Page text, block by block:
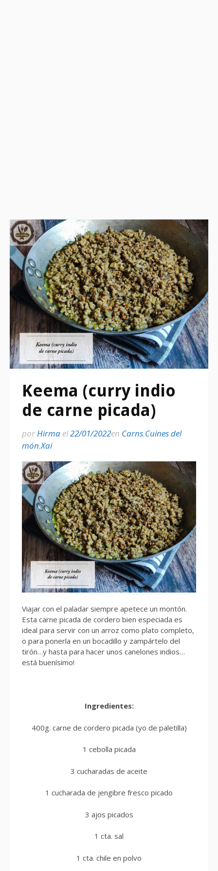
Keema (curry indio
de carne picada)
porHirma el22/01/2022en Carns,Cuines del
món,Xai
Viajar con el paladar siempre apetece un montón.
Esta carne picada de cordero bien especiada es
ideal para servir con un arroz como plato completo,
o para ponerla en un bocadillo y zampártelo del
tirón…y hasta para hacer unos canelones indios…
está buenísimo!
Ingredientes:
400g. carne de cordero picada (yo de paletilla)
1 cebolla picada
3 cucharadas de aceite
1 cucharada de jengibre fresco picado
3 ajos picados
1 cta. sal
1 cta. chile en polvo